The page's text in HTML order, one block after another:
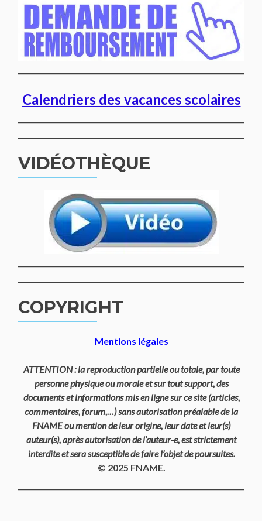
Calendriers des vacances scolaires
VIDÉOTHÈQUE
COPYRIGHT
Mentions légales
ATTENTION : la reproduction partielle ou totale, par toute
personne physique ou morale et sur tout support, des
documents et informations mis en ligne sur ce site (articles,
commentaires, forum,…) sans autorisation préalable de la
FNAME ou mention de leur origine, leur date et leur(s)
auteur(s), après autorisation de l’auteur-e, est strictement
interdite et sera susceptible de faire l’objet de poursuites.
© 2025 FNAME.